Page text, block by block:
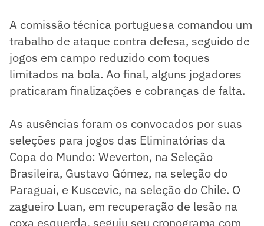
A comissão técnica portuguesa comandou um
trabalho de ataque contra defesa, seguido de
jogos em campo reduzido com toques
limitados na bola. Ao final, alguns jogadores
praticaram finalizações e cobranças de falta.
As ausências foram os convocados por suas
seleções para jogos das Eliminatórias da
Copa do Mundo: Weverton, na Seleção
Brasileira, Gustavo Gómez, na seleção do
Paraguai, e Kuscevic, na seleção do Chile. O
zagueiro Luan, em recuperação de lesão na
coxa esquerda, seguiu seu cronograma com